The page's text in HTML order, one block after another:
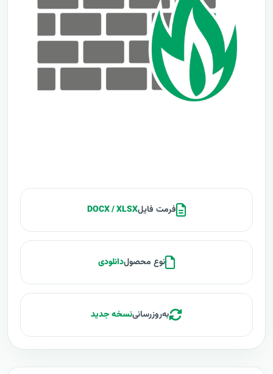
فرمت فایلDOCX / XLSX
نوع محصولدانلودی
به‌روزرسانینسخه جدید